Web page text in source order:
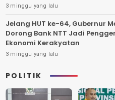
3 minggu yang lalu
Jelang HUT ke-64, Gubernur
Dorong Bank NTT Jadi
Ekonomi Kerakyatan
3 minggu yang lalu
POLITIK